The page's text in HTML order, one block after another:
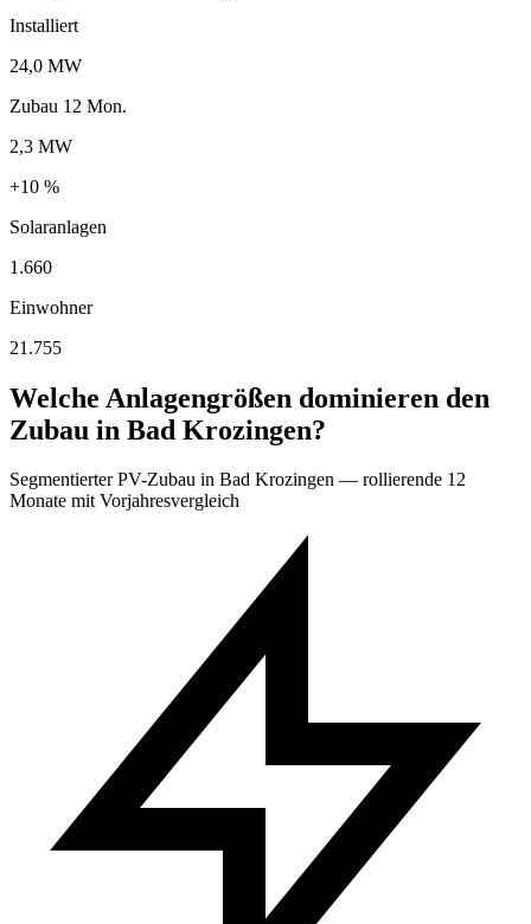
Installiert
24,0 MW
Zubau 12 Mon.
2,3 MW
+10 %
Solaranlagen
1.660
Einwohner
21.755
Welche Anlagengrößen dominieren den
Zubau in Bad Krozingen?
Segmentierter PV-Zubau in Bad Krozingen — rollierende 12
Monate mit Vorjahresvergleich